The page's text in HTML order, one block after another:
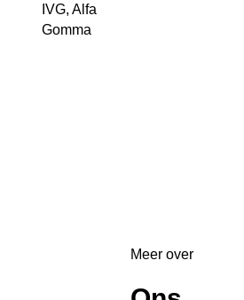
IVG, Alfa
Gomma
Meer over